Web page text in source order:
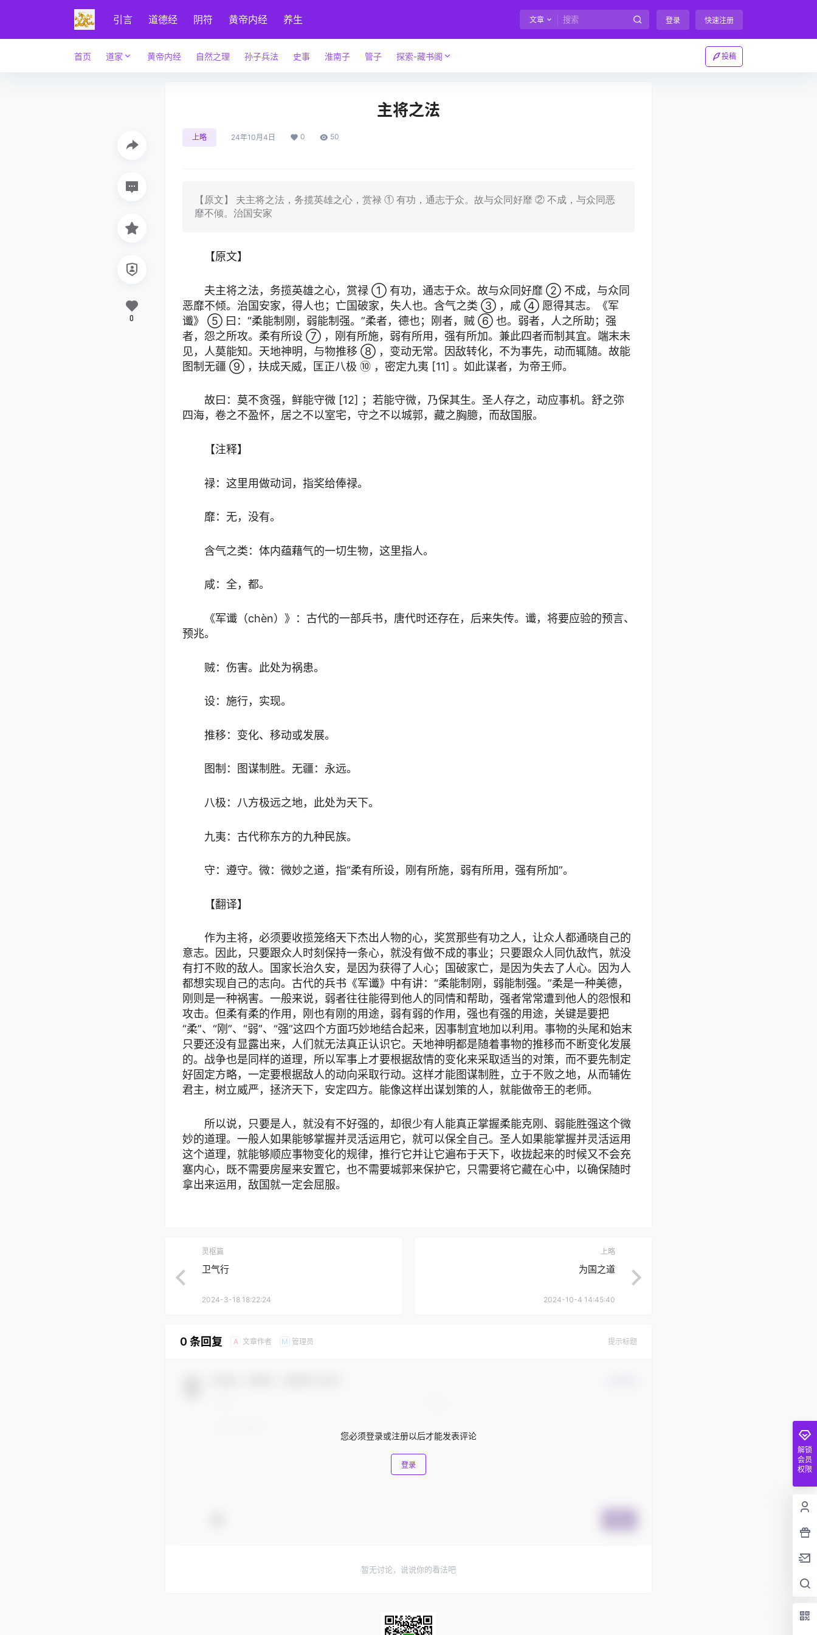
引言 道德经 阴符 黄帝内经 养生 文章 登录 快速注册
首页 道家 黄帝内经 自然之理 孙子兵法 史事 淮南子 管子 探索-藏书阁 投稿
主将之法
上略 24年10月4日 0 50
【原文】 夫主将之法，务揽英雄之心，赏禄 ① 有功，通志于众。故与众同好靡 ② 不成，与众同恶
靡不倾。治国安家
【原文】
夫主将之法，务揽英雄之心，赏禄 ① 有功，通志于众。故与众同好靡 ② 不成，与众同
恶靡不倾。治国安家，得人也；亡国破家，失人也。含气之类 ③ ，咸 ④ 愿得其志。《军
谶》 ⑤ 曰：“柔能制刚，弱能制强。”柔者，德也；刚者，贼 ⑥ 也。弱者，人之所助；强
者，怨之所攻。柔有所设 ⑦ ，刚有所施，弱有所用，强有所加。兼此四者而制其宜。端末未
见，人莫能知。天地神明，与物推移 ⑧ ，变动无常。因敌转化，不为事先，动而辄随。故能
图制无疆 ⑨ ，扶成天威，匡正八极 ⑩ ，密定九夷 [11] 。如此谋者，为帝王师。
故曰：莫不贪强，鲜能守微 [12] ；若能守微，乃保其生。圣人存之，动应事机。舒之弥
四海，卷之不盈怀，居之不以室宅，守之不以城郭，藏之胸臆，而敌国服。
【注释】
禄：这里用做动词，指奖给俸禄。
靡：无，没有。
含气之类：体内蕴藉气的一切生物，这里指人。
咸：全，都。
《军谶（chèn）》：古代的一部兵书，唐代时还存在，后来失传。谶，将要应验的预言、
预兆。
贼：伤害。此处为祸患。
设：施行，实现。
推移：变化、移动或发展。
图制：图谋制胜。无疆：永远。
八极：八方极远之地，此处为天下。
九夷：古代称东方的九种民族。
守：遵守。微：微妙之道，指“柔有所设，刚有所施，弱有所用，强有所加”。
【翻译】
作为主将，必须要收揽笼络天下杰出人物的心，奖赏那些有功之人，让众人都通晓自己的
意志。因此，只要跟众人时刻保持一条心，就没有做不成的事业；只要跟众人同仇敌忾，就没
有打不败的敌人。国家长治久安，是因为获得了人心；国破家亡，是因为失去了人心。因为人
都想实现自己的志向。古代的兵书《军谶》中有讲：“柔能制刚，弱能制强。”柔是一种美德，
刚则是一种祸害。一般来说，弱者往往能得到他人的同情和帮助，强者常常遭到他人的怨恨和
攻击。但柔有柔的作用，刚也有刚的用途，弱有弱的作用，强也有强的用途，关键是要把
“柔”、“刚”、“弱”、“强”这四个方面巧妙地结合起来，因事制宜地加以利用。事物的头尾和始末
只要还没有显露出来，人们就无法真正认识它。天地神明都是随着事物的推移而不断变化发展
的。战争也是同样的道理，所以军事上才要根据敌情的变化来采取适当的对策，而不要先制定
好固定方略，一定要根据敌人的动向采取行动。这样才能图谋制胜，立于不败之地，从而辅佐
君主，树立威严，拯济天下，安定四方。能像这样出谋划策的人，就能做帝王的老师。
所以说，只要是人，就没有不好强的，却很少有人能真正掌握柔能克刚、弱能胜强这个微
妙的道理。一般人如果能够掌握并灵活运用它，就可以保全自己。圣人如果能掌握并灵活运用
这个道理，就能够顺应事物变化的规律，推行它并让它遍布于天下，收拢起来的时候又不会充
塞内心，既不需要房屋来安置它，也不需要城郭来保护它，只需要将它藏在心中，以确保随时
拿出来运用，敌国就一定会屈服。
0
灵枢篇
卫气行
2024-3-18 18:22:24
上略
为国之道
2024-10-4 14:45:40
0 条回复 A 文章作者 M 管理员 提示标题
您必须登录或注册以后才能发表评论
登录
暂无讨论，说说你的看法吧
解锁
会员
权限